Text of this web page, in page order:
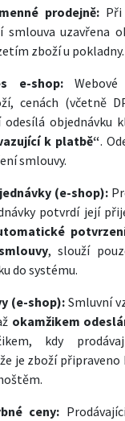
prodejně:
smlouva uzavřena
zboží u pokladny.
e-shop:Webové
cenách (včetně
odesílá
k platbě“.
smlouvy.
(e-shop):
potvrdí její
, slouží
do systému.
(e-shop): Smluvní
okamžikem
kdy
je zboží připraveno
ceny: